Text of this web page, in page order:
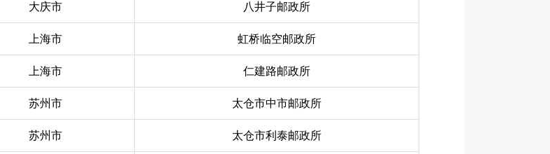
大庆市 八井子邮政所
上海市 虹桥临空邮政所
上海市 仁建路邮政所
苏州市 太仓市中市邮政所
苏州市 太仓市利泰邮政所